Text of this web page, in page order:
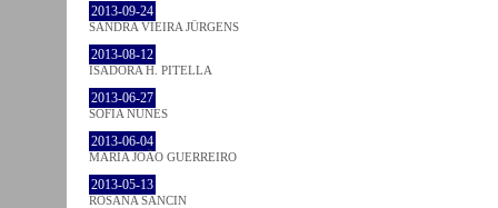
2013-09-24
SANDRA VIEIRA JÜRGENS
2013-08-12
ISADORA H. PITELLA
2013-06-27
SOFIA NUNES
2013-06-04
MARIA JOÃO GUERREIRO
2013-05-13
ROSANA SANCIN